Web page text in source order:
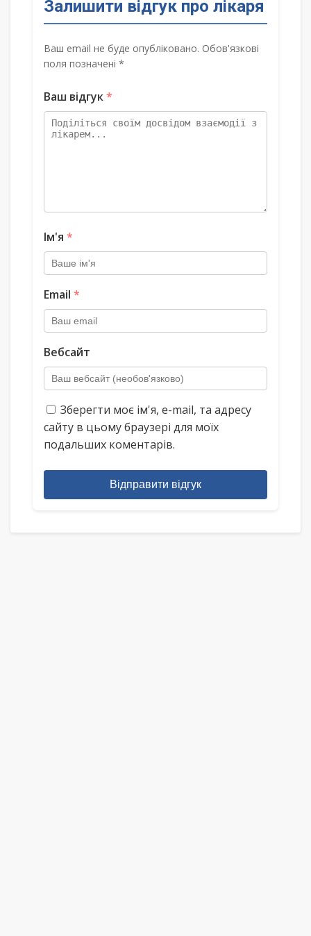
Залишити відгук про лікаря
Ваш email не буде опубліковано. Обов'язкові
поля позначені *
Ваш відгук*
Ім'я *
Email *
Вебсайт
Зберегти моє ім'я, e-mail, та адресу
сайту в цьому браузері для моїх
подальших коментарів.
Відправити відгук